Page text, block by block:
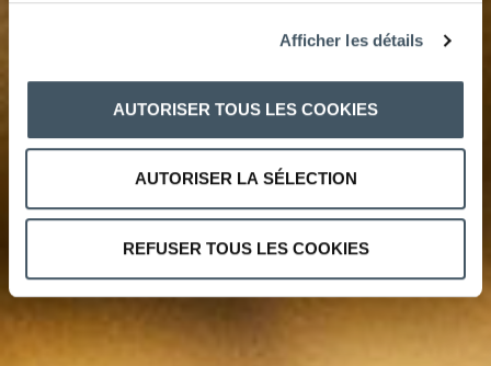
Afficher les détails
AUTORISER TOUS LES COOKIES
AUTORISER LA SÉLECTION
REFUSER TOUS LES COOKIES